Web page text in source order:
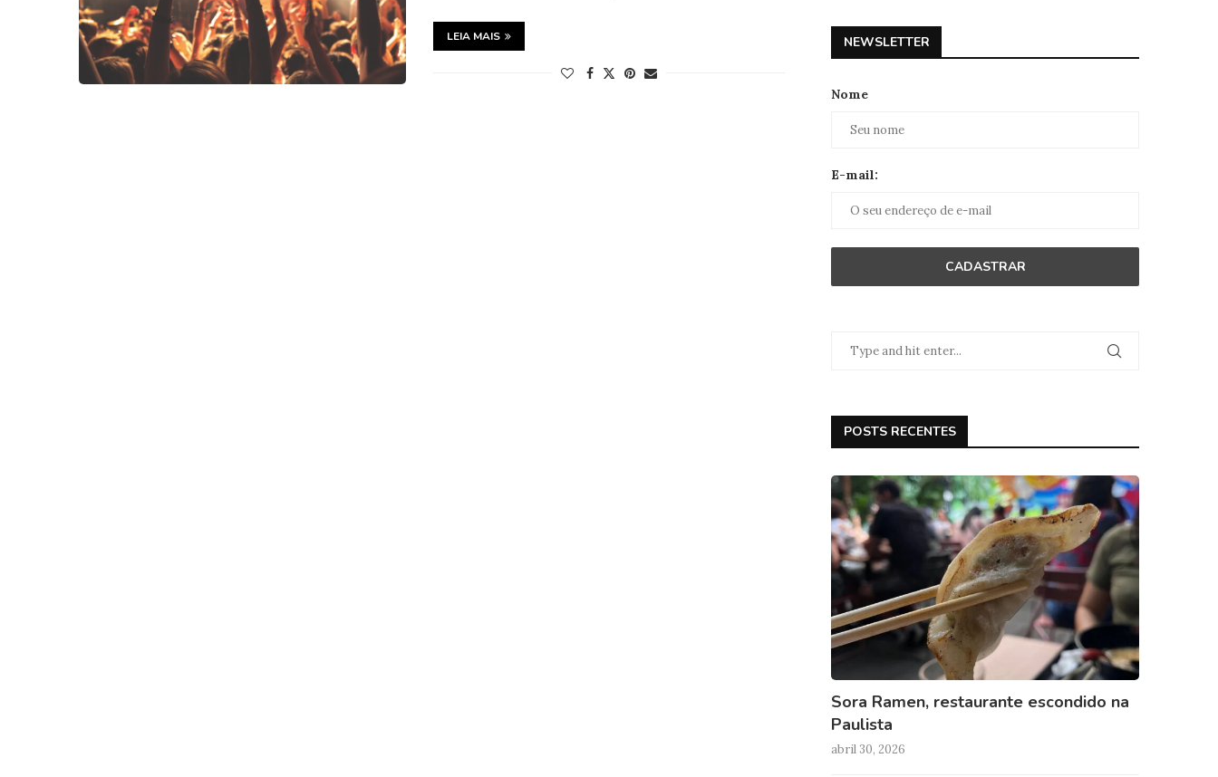
LEIA MAIS NEWSLETTER
Nome
E-mail:
POSTS RECENTES
Sora Ramen, restaurante escondido na
Paulista
abril 30, 2026